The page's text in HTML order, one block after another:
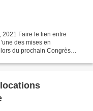
2021 Faire le lien entre
des mises en
du prochain Congrès